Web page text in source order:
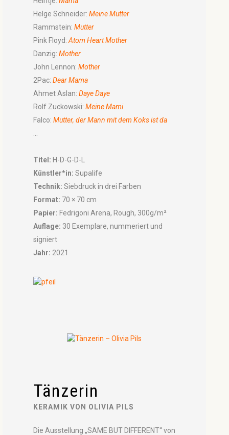
Helge Schneider: Meine Mutter
Rammstein: Mutter
Pink Floyd: Atom Heart Mother
Danzig: Mother
John Lennon: Mother
2Pac: Dear Mama
Ahmet Aslan: Daye Daye
Rolf Zuckowski: Meine Mami
Falco: Mutter, der Mann mit dem Koks ist da
Titel: H-D-G-D-L
Künstler*in: Supalife
Technik: Siebdruck in drei Farben
Format: 70 × 70 cm
Papier: Fedrigoni Arena, Rough, 300g/m²
Auflage: 30 Exemplare, nummeriert und
signiert
Jahr: 2021
Tänzerin
KERAMIK VON OLIVIA PILS
Die Ausstellung „SAME BUT DIFFERENT“ von